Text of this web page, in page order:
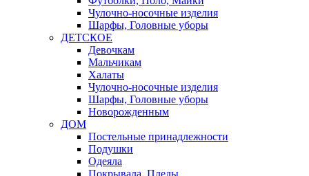
Чулочно-носочные изделия
Шарфы, Головные уборы
ДЕТСКОЕ
Девочкам
Мальчикам
Халаты
Чулочно-носочные изделия
Шарфы, Головные уборы
Новорожденным
ДОМ
Постельные принадлежности
Подушки
Одеяла
Покрывала, Пледы